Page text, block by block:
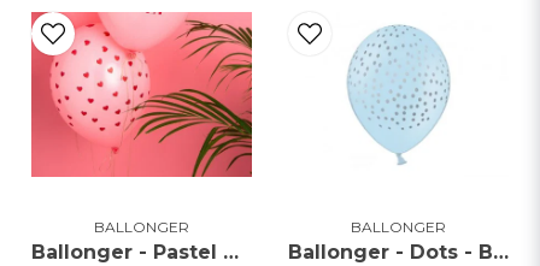
BALLONGER
Ballonger - Pastel Hearts
BALLONGER
Ballonger - Dots - Blå/Silver